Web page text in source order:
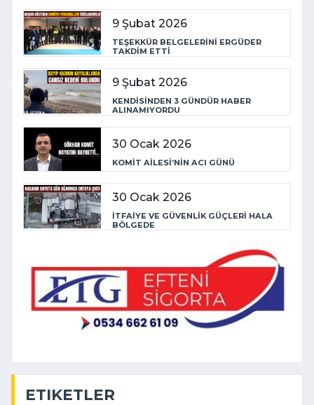
9 Şubat 2026
TEŞEKKÜR BELGELERİNİ ERGÜDER
TAKDİM ETTİ
9 Şubat 2026
KENDİSİNDEN 3 GÜNDÜR HABER
ALINAMIYORDU
30 Ocak 2026
KOMİT AİLESİ’NİN ACI GÜNÜ
30 Ocak 2026
İTFAİYE VE GÜVENLİK GÜÇLERİ HALA
BÖLGEDE
ETIKETLER